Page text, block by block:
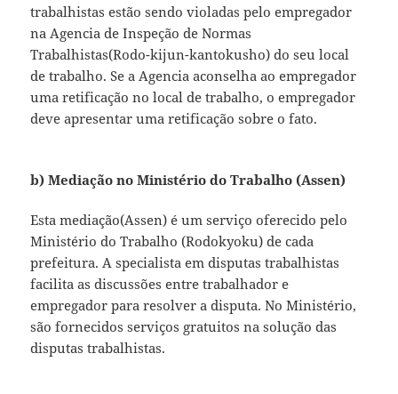
trabalhistas estão sendo violadas pelo empregador
na Agencia de Inspeção de Normas
Trabalhistas(Rodo-kijun-kantokusho) do seu local
de trabalho. Se a Agencia aconselha ao empregador
uma retificação no local de trabalho, o empregador
deve apresentar uma retificação sobre o fato.
b) Mediação no Ministério do Trabalho (Assen)
Esta mediação(Assen) é um serviço oferecido pelo
Ministério do Trabalho (Rodokyoku) de cada
prefeitura. A specialista em disputas trabalhistas
facilita as discussões entre trabalhador e
empregador para resolver a disputa. No Ministério,
são fornecidos serviços gratuitos na solução das
disputas trabalhistas.